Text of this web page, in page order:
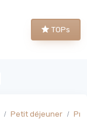
TOPs
Petit déjeuner